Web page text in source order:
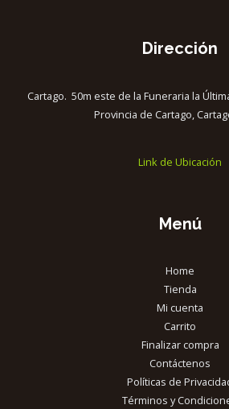
Dirección
Cartago. 50m este de la Funeraria la
Provincia de Cartago,
Link de Ubicación
Menú
Home
Tienda
Mi cuenta
Carrito
Finalizar compra
Contáctenos
Políticas de
Términos y